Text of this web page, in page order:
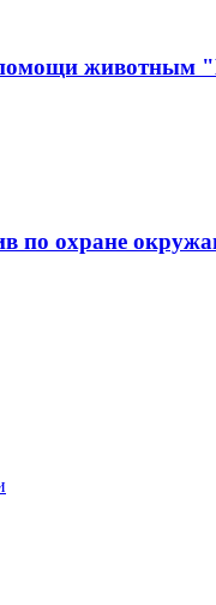
животным
по охране